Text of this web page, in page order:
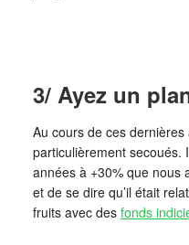
3/ Ayez un
Au cours de ces
particulièrement secoués.
années à +30% que nous
et de se dire qu’il était
fruits avec des fonds